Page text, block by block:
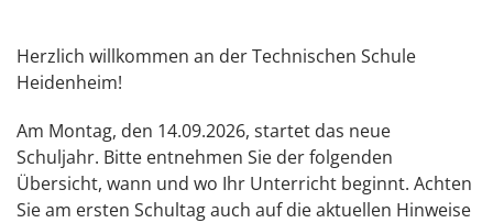
Herzlich willkommen an der Technischen Schule
Heidenheim!
Am Montag, den 14.09.2026, startet das neue
Schuljahr. Bitte entnehmen Sie der folgenden
Übersicht, wann und wo Ihr Unterricht beginnt. Achten
Sie am ersten Schultag auch auf die aktuellen Hinweise